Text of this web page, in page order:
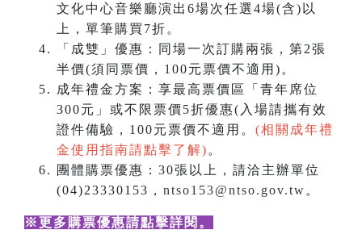
文化中心音樂廳演出6場次任選4場(含)以
上，單筆購買7折。
「成雙」優惠：同場一次訂購兩張，第2張
半價(須同票價，100元票價不適用)。
成年禮金方案：享最高票價區「青年席位
300元」或不限票價5折優惠(入場請攜有效
證件備驗，100元票價不適用。 (相關成年禮
金使用指南請點擊了解) 。
團體購票優惠：30張以上，請洽主辦單位
(04)23330153， ntso153@ntso.gov.tw 。
※更多購票優惠請點擊詳閱 。